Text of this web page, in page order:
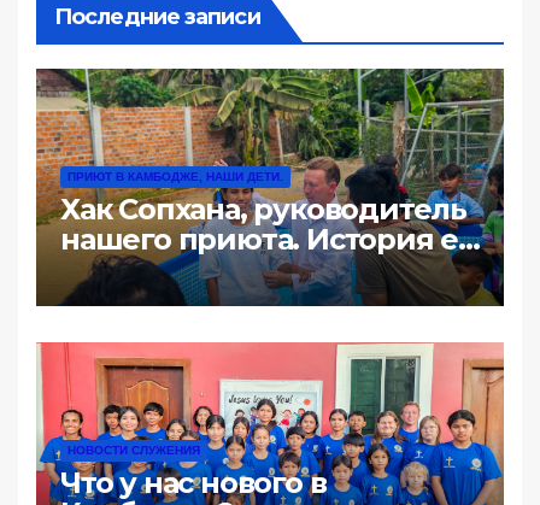
Последние записи
ПРИЮТ В КАМБОДЖЕ, НАШИ ДЕТИ.
Хак Сопхана, руководитель
нашего приюта. История её
жизни: «100 долл за ночь
или почему жизнь такая
НОВОСТИ СЛУЖЕНИЯ
Что у нас нового в